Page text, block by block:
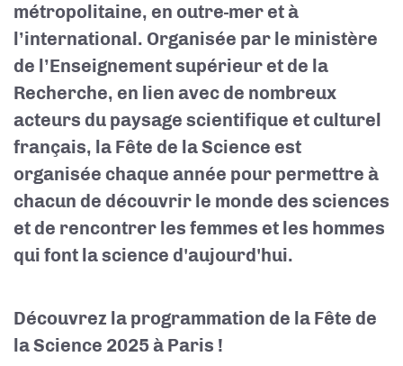
métropolitaine, en outre-mer et à
l’international. Organisée par le ministère
de l’Enseignement supérieur et de la
Recherche, en lien avec de nombreux
acteurs du paysage scientifique et culturel
français, la Fête de la Science est
organisée chaque année pour permettre à
chacun de découvrir le monde des sciences
et de rencontrer les femmes et les hommes
qui font la science d'aujourd'hui.
Découvrez la programmation de la Fête de
la Science 2025 à Paris !